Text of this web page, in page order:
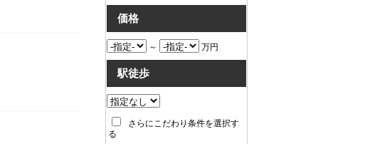
価格
～ 万円
駅徒歩
さらにこだわり条件を選択す
る